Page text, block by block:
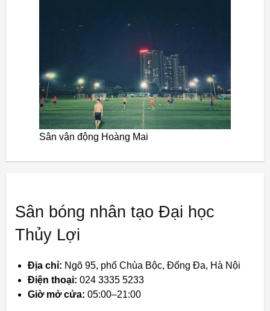
Sân vận động Hoàng Mai
Sân bóng nhân tạo Đại học
Thủy Lợi
Địa chỉ: Ngõ 95, phố Chùa Bộc, Đống Đa, Hà Nội
Điện thoại: 024 3335 5233
Giờ mở cửa: 05:00–21:00